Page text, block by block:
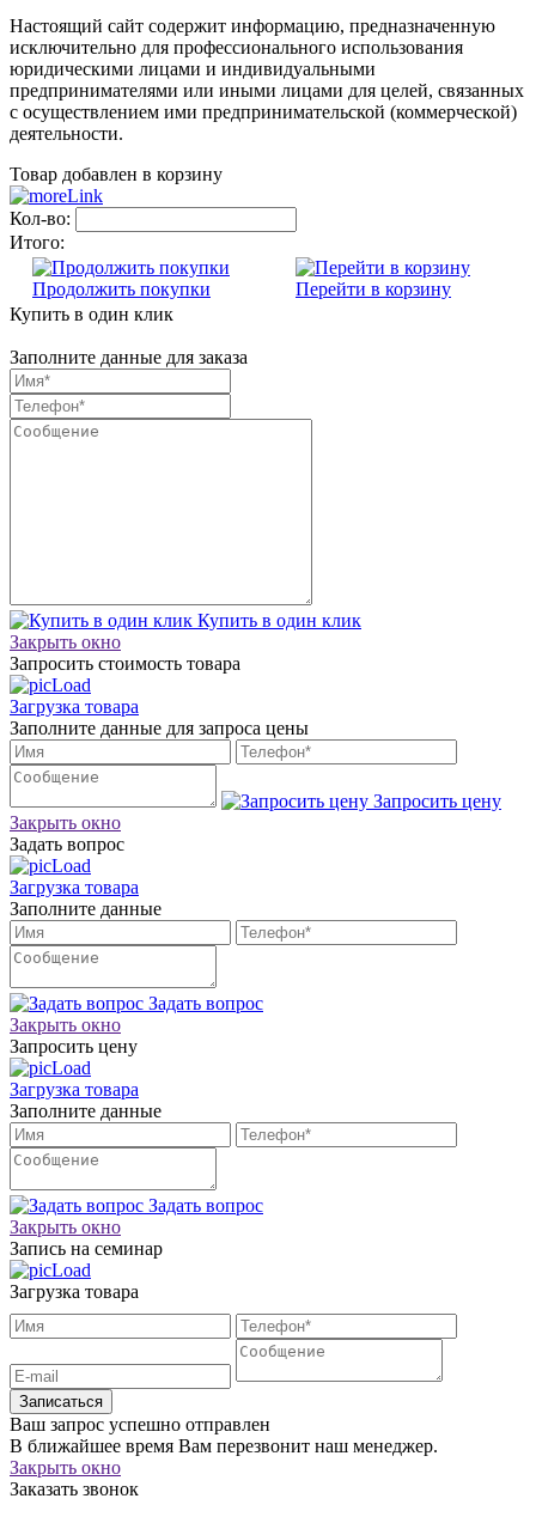
Настоящий сайт содержит информацию, предназначенную
исключительно для профессионального использования
юридическими лицами и индивидуальными
предпринимателями или иными лицами для целей, связанных
с осуществлением ими предпринимательской (коммерческой)
деятельности.
Товар добавлен в корзину
Кол-во:
Итого:
Продолжить покупки
Перейти в корзину
Купить в один клик
Заполните данные для заказа
Купить в один клик
Закрыть окно
Запросить стоимость товара
Загрузка товара
Заполните данные для запроса цены
Запросить цену
Закрыть окно
Задать вопрос
Загрузка товара
Заполните данные
Задать вопрос
Закрыть окно
Запросить цену
Загрузка товара
Заполните данные
Задать вопрос
Закрыть окно
Запись на семинар
Загрузка товара
Записаться
Ваш запрос успешно отправлен
В ближайшее время Вам перезвонит наш менеджер.
Закрыть окно
Заказать звонок